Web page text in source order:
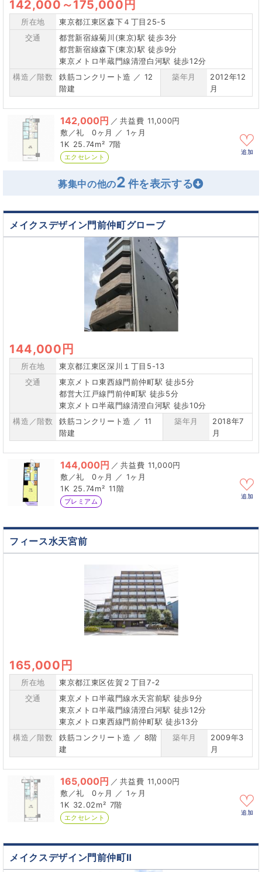
142,000 ～175,000円
所在地
東京都江東区森下４丁目25-5
交通
都営新宿線菊川(東京)駅 徒歩3分
都営新宿線森下(東京)駅 徒歩9分
東京メトロ半蔵門線清澄白河駅 徒歩12分
構造／階数
鉄筋コンクリート造 ／ 12
階建
築年月
2012年12
月
142,000円 ／
11,000円
0ヶ月 ／ 1ヶ月
1K 25.74m² 7階
エクセレント
追加
募集中の他の2
メイクスデザイン門前仲町グローブ
144,000円
所在地
東京都江東区深川１丁目5-13
交通
東京メトロ東西線門前仲町駅 徒歩5分
都営大江戸線門前仲町駅 徒歩5分
東京メトロ半蔵門線清澄白河駅 徒歩10分
構造／階数
鉄筋コンクリート造 ／ 11
階建
築年月
2018年7
月
144,000円 ／
11,000円
0ヶ月 ／ 1ヶ月
1K 25.74m² 11階
プレミアム
追加
フィース水天宮前
165,000円
所在地
東京都江東区佐賀２丁目7-2
交通
東京メトロ半蔵門線水天宮前駅 徒歩9分
東京メトロ半蔵門線清澄白河駅 徒歩12分
東京メトロ東西線門前仲町駅 徒歩13分
構造／階数
鉄筋コンクリート造 ／ 8階
建
築年月
2009年3
月
165,000円 ／
11,000円
0ヶ月 ／ 1ヶ月
1K 32.02m² 7階
エクセレント
追加
メイクスデザイン門前仲町Ⅱ